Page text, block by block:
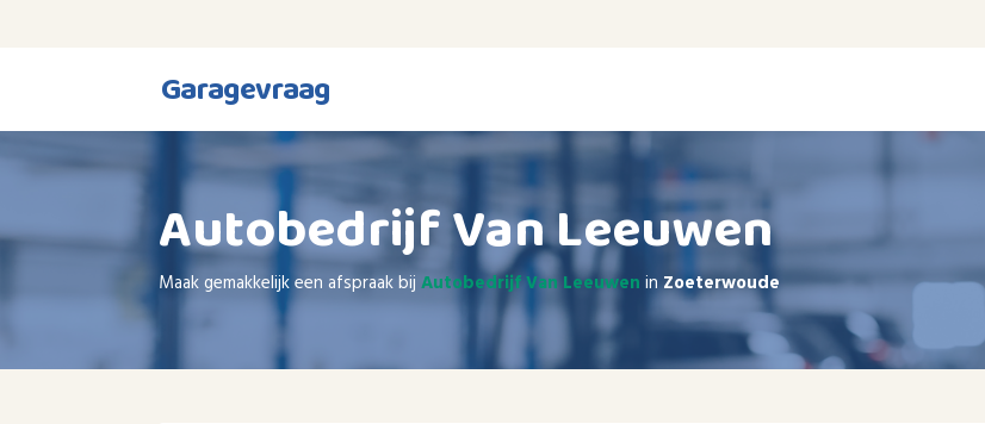
Garagevraag
Autobedrijf Van Leeuwen
Maak gemakkelijk een afspraak bijAutobedrijf Van Leeuwen in Zoeterwoude